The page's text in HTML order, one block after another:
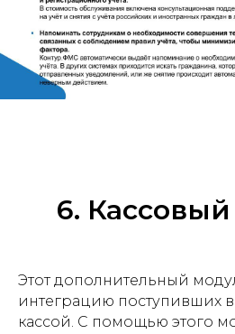
6.
Этот дополнительный
интеграцию поступивших
кассой. С помощью этого